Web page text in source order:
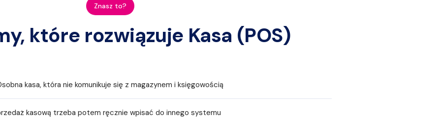
Znasz to?
które rozwiązuje Kasa (POS)
kasa, która nie komunikuje się z magazynem i księgowością
kasową trzeba potem ręcznie wpisać do innego systemu